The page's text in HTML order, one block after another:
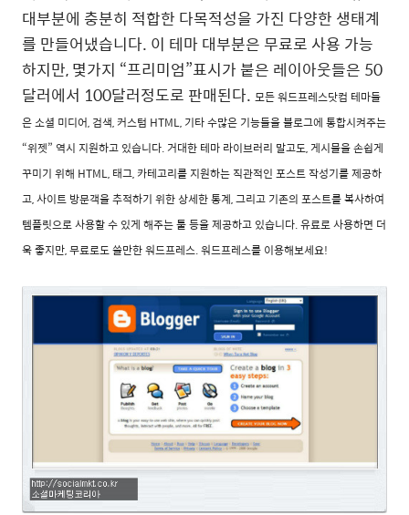
대부분에 충분히 적합한 다목적성을 가진 다양한 생태계
를 만들어냈습니다. 이 테마 대부분은 무료로 사용 가능
하지만, 몇가지 “프리미엄”표시가 붙은 레이아웃들은 50
달러에서 100달러정도로 판매된다. 모든 워드프레스닷컴 테마들
은 소셜 미디어, 검색, 커스텀 HTML, 기타 수많은 기능들을 블로그에 통합시켜주는
“위젯” 역시 지원하고 있습니다. 거대한 테마 라이브러리 말고도, 게시물을 손쉽게
꾸미기 위해 HTML, 태그, 카테고리를 지원하는 직관적인 포스트 작성기를 제공하
고, 사이트 방문객을 추적하기 위한 상세한 통계, 그리고 기존의 포스트를 복사하여
템플릿으로 사용할 수 있게 해주는 툴 등을 제공하고 있습니다. 유료로 사용하면 더
욱 좋지만, 무료로도 쓸만한 워드프레스. 워드프레스를 이용해보세요!